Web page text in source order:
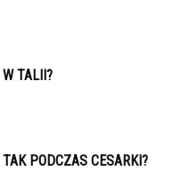
TALII?
PODCZAS CESARKI?